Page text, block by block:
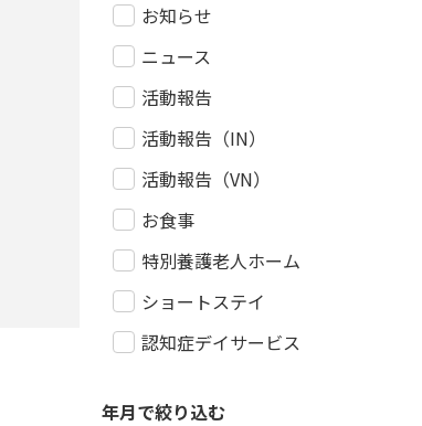
お知らせ
ニュース
活動報告
活動報告（IN）
活動報告（VN）
お食事
特別養護老人ホーム
ショートステイ
認知症デイサービス
年月で絞り込む